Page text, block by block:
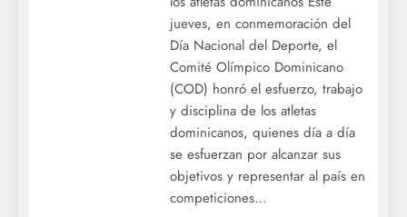
jueves, en conmemoración del
Día Nacional del Deporte, el
Comité Olímpico Dominicano
(COD) honró el esfuerzo, trabajo
y disciplina de los atletas
dominicanos, quienes día a día
se esfuerzan por alcanzar sus
objetivos y representar al país en
competiciones…